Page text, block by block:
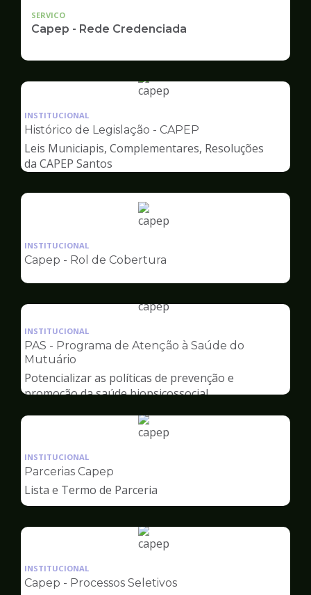
SERVICO
Capep - Rede Credenciada
Ilustração
pagina
Capep
INSTITUCIONAL
Histórico de Legislação - CAPEP
Leis Municiapis, Complementares, Resoluções
da CAPEP Santos
Ilustração
pagina
Capep
INSTITUCIONAL
Capep - Rol de Cobertura
Ilustração
pagina
Capep
INSTITUCIONAL
PAS - Programa de Atenção à Saúde do
Mutuário
Potencializar as políticas de prevenção e
promoção da saúde biopsicossocial
Ilustração
Capep
INSTITUCIONAL
Parcerias Capep
Lista e Termo de Parceria
Ilustração
pagina
INSTITUCIONAL
Capep - Processos Seletivos